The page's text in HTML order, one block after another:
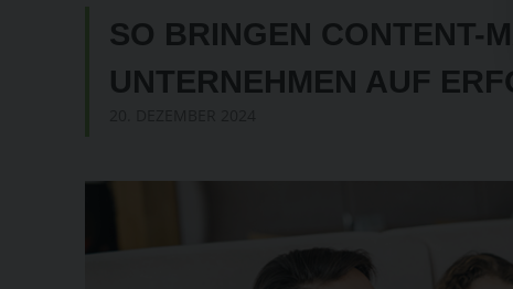
SO BRINGEN CONTENT-
UNTERNEHMEN AUF